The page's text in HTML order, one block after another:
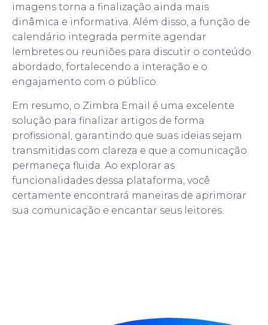
imagens torna a finalização ainda mais
dinâmica e informativa. Além disso, a função de
calendário integrada permite agendar
lembretes ou reuniões para discutir o conteúdo
abordado, fortalecendo a interação e o
engajamento com o público.
Em resumo, o Zimbra Email é uma excelente
solução para finalizar artigos de forma
profissional, garantindo que suas ideias sejam
transmitidas com clareza e que a comunicação
permaneça fluida. Ao explorar as
funcionalidades dessa plataforma, você
certamente encontrará maneiras de aprimorar
sua comunicação e encantar seus leitores.